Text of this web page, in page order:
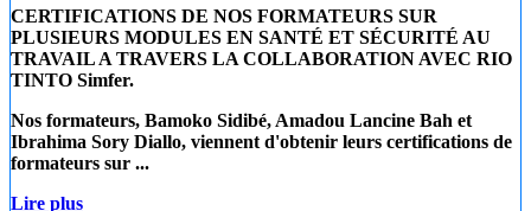
CERTIFICATIONS DE NOS FORMATEURS SUR
PLUSIEURS MODULES EN SANTÉ ET SÉCURITÉ AU
TRAVAIL A TRAVERS LA COLLABORATION AVEC RIO
TINTO Simfer.
Nos formateurs, Bamoko Sidibé, Amadou Lancine Bah et
Ibrahima Sory Diallo, viennent d'obtenir leurs certifications de
formateurs sur ...
Lire plus